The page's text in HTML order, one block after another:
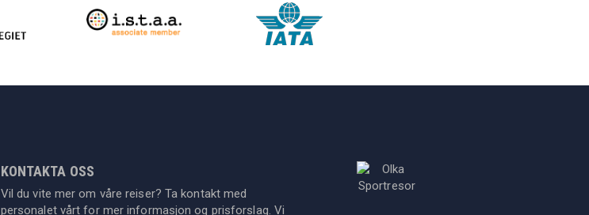
KONTAKTA OSS
Vil du vite mer om våre reiser? Ta kontakt med
personalet vårt for mer informasjon og prisforslag. Vi